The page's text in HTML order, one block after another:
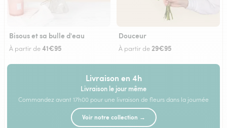
Bisous et sa bulle d'eau
À partir de41€95
Douceur
À partir de29€95
Livraison en 4h
Livraison le jour même
Commandez avant 17h00 pour une livraison de fleurs dans la journée
Voir notre collection →